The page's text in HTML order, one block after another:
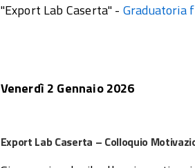
"Export Lab Caserta" - Graduatoria
Venerdì 2 Gennaio 2026
Export Lab Caserta – Colloquio